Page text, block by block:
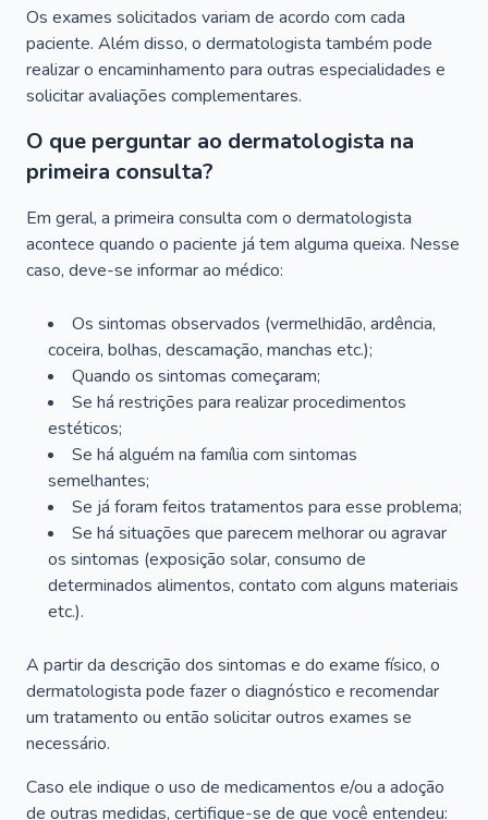
Os exames solicitados variam de acordo com cada
paciente. Além disso, o dermatologista também pode
realizar o encaminhamento para outras especialidades e
solicitar avaliações complementares.
O que perguntar ao dermatologista na
primeira consulta?
Em geral, a primeira consulta com o dermatologista
acontece quando o paciente já tem alguma queixa. Nesse
caso, deve-se informar ao médico:
Os sintomas observados (vermelhidão, ardência,
coceira, bolhas, descamação, manchas etc.);
Quando os sintomas começaram;
Se há restrições para realizar procedimentos
estéticos;
Se há alguém na família com sintomas
semelhantes;
Se já foram feitos tratamentos para esse problema;
Se há situações que parecem melhorar ou agravar
os sintomas (exposição solar, consumo de
determinados alimentos, contato com alguns materiais
etc.).
A partir da descrição dos sintomas e do exame físico, o
dermatologista pode fazer o diagnóstico e recomendar
um tratamento ou então solicitar outros exames se
necessário.
Caso ele indique o uso de medicamentos e/ou a adoção
de outras medidas, certifique-se de que você entendeu: